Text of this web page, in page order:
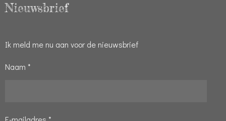
Nieuwsbrief
Ik meld me nu aan voor de nieuwsbrief
Naam *